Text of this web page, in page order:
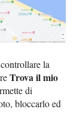
la
Trova il mio
di
bloccarlo ed